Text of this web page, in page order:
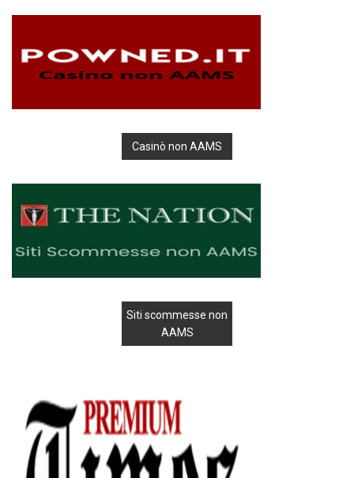
Casinò non AAMS
Siti scommesse non
AAMS